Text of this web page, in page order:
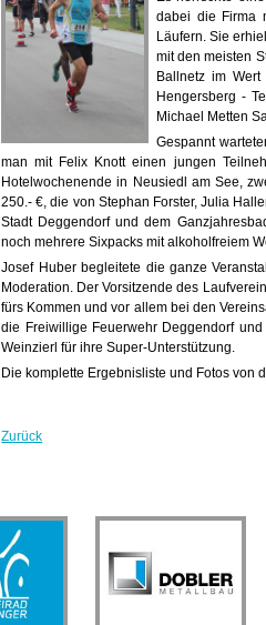
dabei die Firma
Läufern. Sie
mit den meisten
Ballnetz im
Hengersberg -
Michael Metten
Gespannt
man mit Felix Knott einen jungen
Hotelwochenende in Neusiedl am See,
250.- €, die von Stephan Forster, Julia
Stadt Deggendorf und dem
noch mehrere Sixpacks mit alkoholfreiem
Josef Huber begleitete die ganze
Moderation. Der Vorsitzende des
fürs Kommen und vor allem bei den
die Freiwillige Feuerwehr Deggendorf
Weinzierl für ihre Super-Unterstützung.
Die komplette Ergebnisliste und Fotos von
Zurück